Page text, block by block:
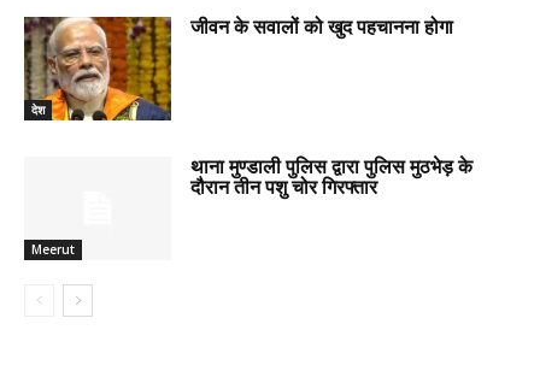
देश
जीवन के सवालों को खुद पहचानना होगा
Meerut
थाना मुण्डाली पुलिस द्वारा पुलिस मुठभेड़ के
दौरान तीन पशु चोर गिरफ्तार